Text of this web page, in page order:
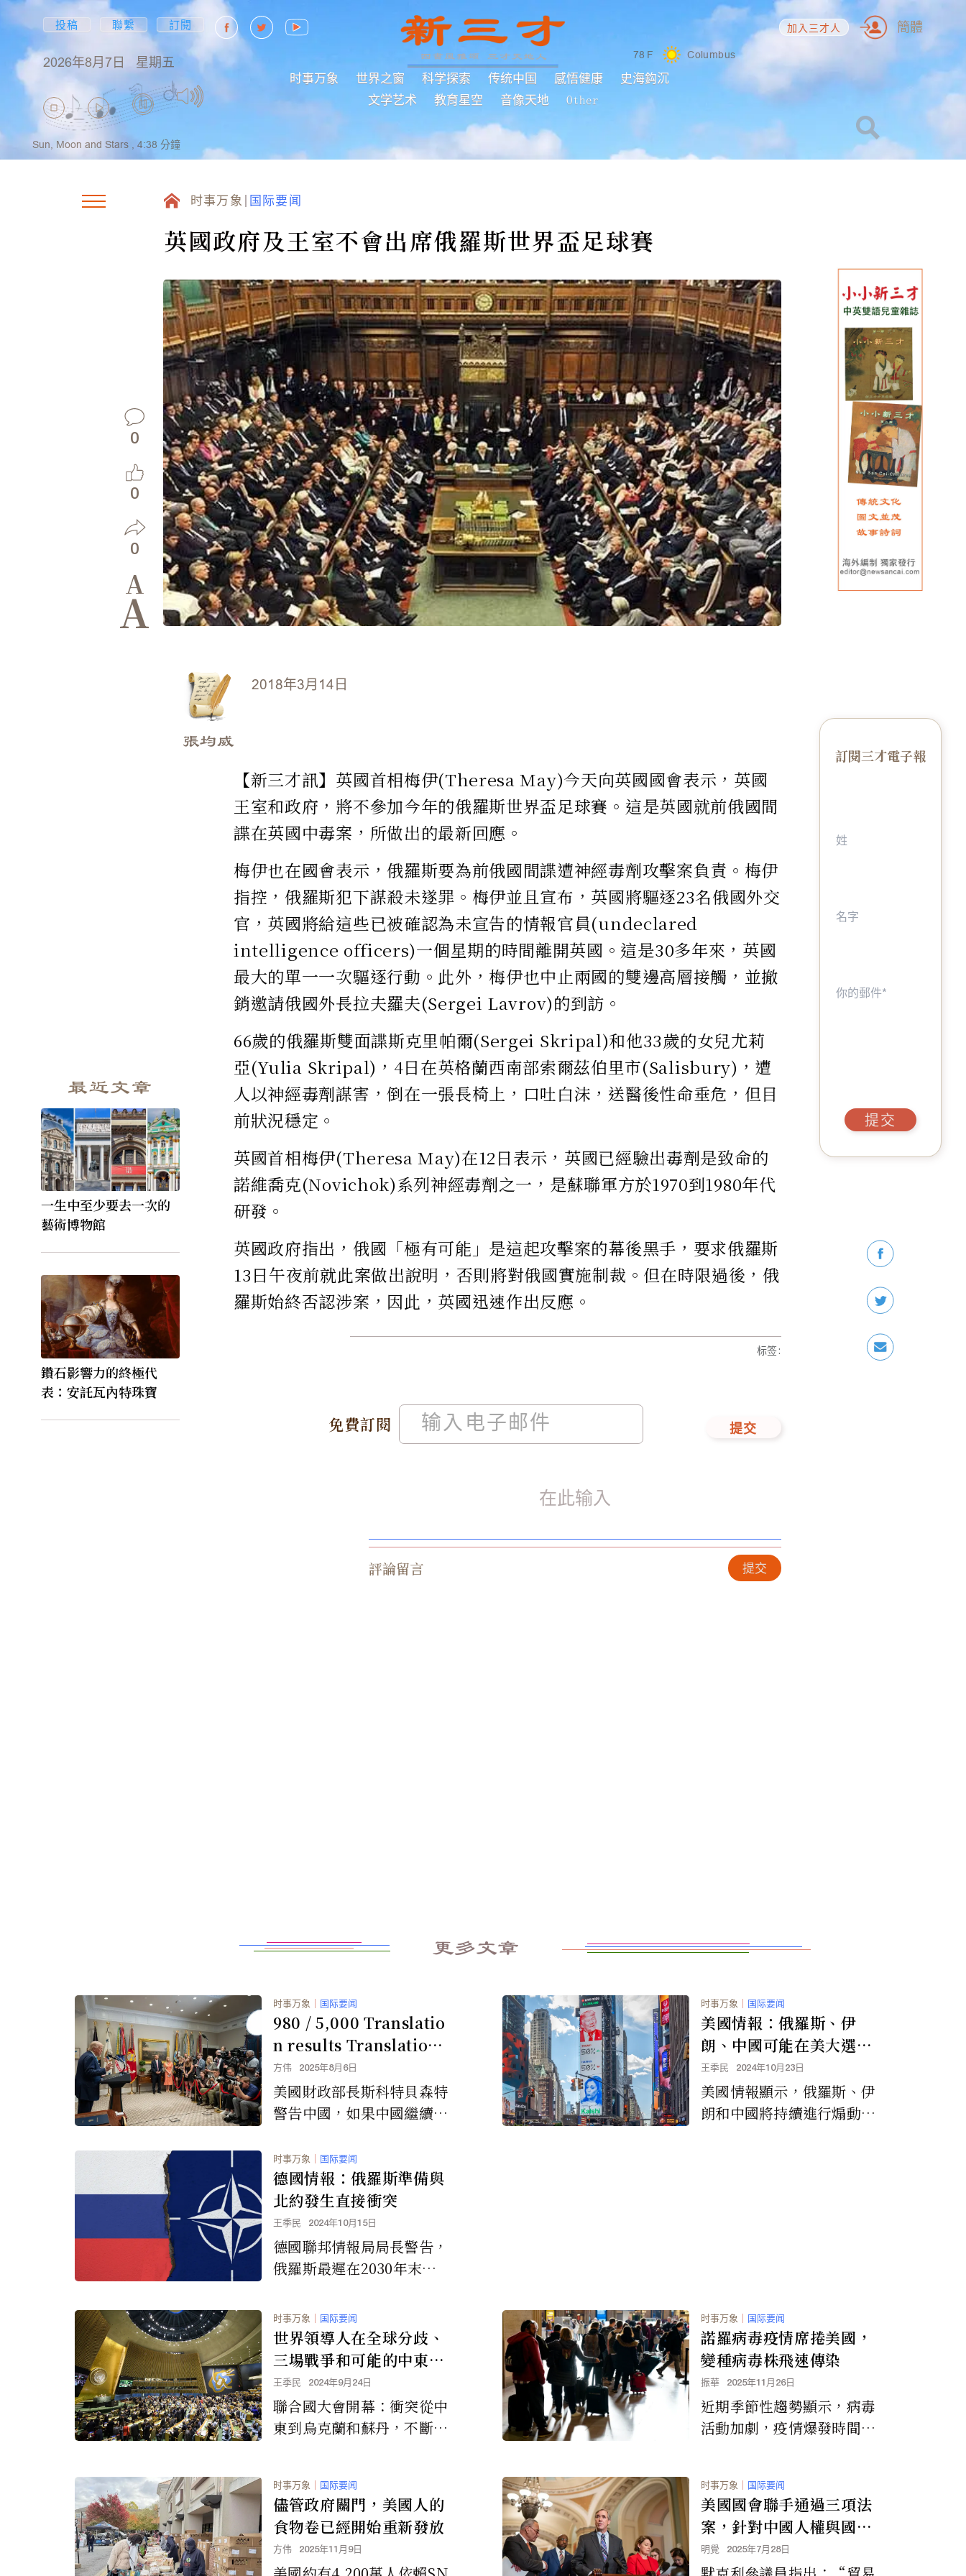
投稿 聯繫 訂閱
2026年8月7日 星期五 78 F Columbus
时事万象 世界之窗 科学探索 传统中国 感悟健康
史海鈎沉
文学艺术
教育星空 音像天地 Other
加入三才人 簡體
Sun, Moon and Stars , 4:38 分鐘
时事万象 国际要闻
英國政府及王室不會出席俄羅斯世界盃足球賽
0
0
0
A
A
最近文章
一生中至少要去一次的
藝術博物館
鑽石影響力的終極代
表：安託瓦內特珠寶
2018年3月14日
張均威
【新三才訊】英國首相梅伊(Theresa May)今天向英國國會表示，英國
王室和政府，將不參加今年的俄羅斯世界盃足球賽。這是英國就前俄國間
諜在英國中毒案，所做出的最新回應。
梅伊也在國會表示，俄羅斯要為前俄國間諜遭神經毒劑攻擊案負責。梅伊
指控，俄羅斯犯下謀殺未遂罪。梅伊並且宣布，英國將驅逐23名俄國外交
官，英國將給這些已被確認為未宣告的情報官員(undeclared
intelligence officers)一個星期的時間離開英國。這是30多年來，英國
最大的單一一次驅逐行動。此外，梅伊也中止兩國的雙邊高層接觸，並撤
銷邀請俄國外長拉夫羅夫(Sergei Lavrov)的到訪。
66歲的俄羅斯雙面諜斯克里帕爾(Sergei Skripal)和他33歲的女兒尤莉
亞(Yulia Skripal)，4日在英格蘭西南部索爾茲伯里市(Salisbury)，遭
人以神經毒劑謀害，倒在一張長椅上，口吐白沫，送醫後性命垂危，但目
前狀況穩定。
英國首相梅伊(Theresa May)在12日表示，英國已經驗出毒劑是致命的
諾維喬克(Novichok)系列神經毒劑之一，是蘇聯軍方於1970到1980年代
研發。
英國政府指出，俄國「極有可能」是這起攻擊案的幕後黑手，要求俄羅斯
13日午夜前就此案做出說明，否則將對俄國實施制裁。但在時限過後，俄
羅斯始終否認涉案，因此，英國迅速作出反應。
免費訂閱 提交
标签:
評論留言 提交
訂閱三才電子報
提交
更多文章
时事万象 ｜ 国际要闻
980 / 5,000 Translatio
n results Translation
result 川普：或將因俄
羅斯石油對中國加徵更多
關稅
方伟 2025年8月6日
美國財政部長斯科特貝森特
警告中國，如果中國繼續購
新的關稅。
时事万象 ｜ 国际要闻
美國情報：俄羅斯、伊
朗、中國可能在美大選後
引發暴力
王季民 2024年10月23日
美國情報顯示，俄羅斯、伊
朗和中國將持續進行煽動分
时事万象 ｜ 国际要闻
德國情報：俄羅斯準備與
北約發生直接衝突
王季民 2024年10月15日
德國聯邦情報局局長警告，
俄羅斯最遲在2030年末可
时事万象 ｜ 国际要闻
世界領導人在全球分歧、
三場戰爭和可能的中東衝
突的陰影下會面
王季民 2024年9月24日
聯合國大會開幕：衝突從中
東到烏克蘭和蘇丹，不斷加
政治分歧、核態勢和新武器
開發的威脅。
时事万象 ｜ 国际要闻
諾羅病毒疫情席捲美國，
變種病毒株飛速傳染
振華 2025年11月26日
近期季節性趨勢顯示，病毒
活動加劇，疫情爆發時間提
时事万象 ｜ 国际要闻
儘管政府關門，美國人的
食物卷已經開始重新發放
方伟 2025年11月9日
时事万象 ｜ 国际要闻
美國國會聯手通過三項法
案，針對中國人權與國家
安全，與川普的對華貿易
政策背道而馳
明覺 2025年7月28日